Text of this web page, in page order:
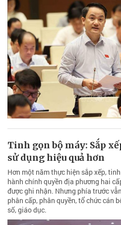
Tinh gọn bộ máy: Sắp
sử dụng hiệu quả hơn
Hơn một năm thực hiện sắp xếp,
hành chính quyền địa phương hai
được ghi nhận. Nhưng phía trước
phân cấp, phân quyền, tổ chức cán
số, giáo dục.